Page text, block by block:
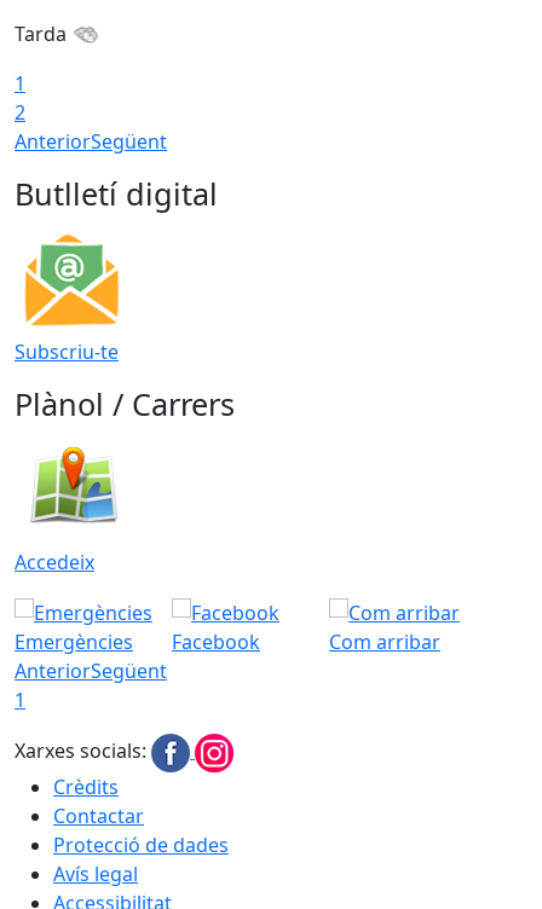
Tarda
1
2
AnteriorSegüent
Butlletí digital
Subscriu-te
Plànol / Carrers
Accedeix
Emergències Facebook
Com arribar
AnteriorSegüent
1
Xarxes socials:
Crèdits
Contactar
Protecció de dades
Avís legal
Accessibilitat